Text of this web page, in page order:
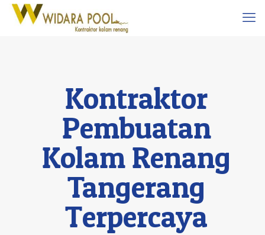
Kontraktor
Pembuatan
Kolam Renang
Tangerang
Terpercaya